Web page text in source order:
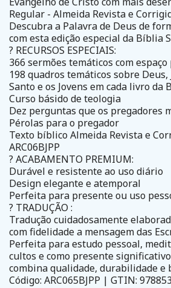
Regular - Almeida Revista e
Descubra a Palavra de Deus de
com esta edição especial da Bíblia
? RECURSOS ESPECIAIS:
366 sermões temáticos com
198 quadros temáticos sobre
Santo e os Jovens em cada livro da
Curso básido de teologia
Dez perguntas que os pregadores
Pérolas para o pregador
Texto bíblico Almeida Revista e
ARC06BJPP
? ACABAMENTO PREMIUM:
Durável e resistente ao uso diário
Design elegante e atemporal
Perfeita para presente ou uso
? TRADUÇÃO :
Tradução cuidadosamente
com fidelidade a mensagem das
Perfeita para estudo pessoal,
cultos e como presente
combina qualidade, durabilidade e
Código: ARC065BJPP | GTIN: